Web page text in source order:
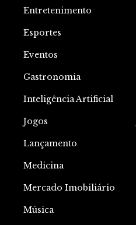
Entretenimento
Esportes
Eventos
Gastronomia
Inteligência Artificial
Jogos
Lançamento
Medicina
Mercado Imobiliário
Música